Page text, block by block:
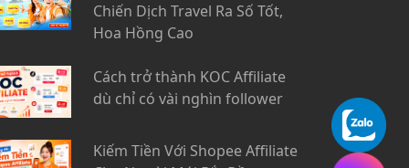
Chiến Dịch Travel Ra Số Tốt,
Hoa Hồng Cao
Cách trở thành KOC Affiliate
dù chỉ có vài nghìn follower
Kiếm Tiền Với Shopee Affiliate